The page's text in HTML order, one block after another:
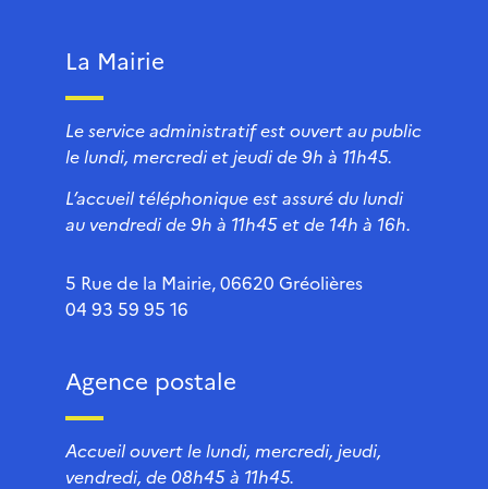
La Mairie
Le service administratif est ouvert au public
le lundi, mercredi et jeudi de 9h à 11h45.
L’accueil téléphonique est assuré du lundi
au vendredi de 9h à 11h45 et de 14h à 16h.
5 Rue de la Mairie, 06620 Gréolières
04 93 59 95 16
Agence postale
Accueil ouvert le lundi, mercredi, jeudi,
vendredi, de 08h45 à 11h45.